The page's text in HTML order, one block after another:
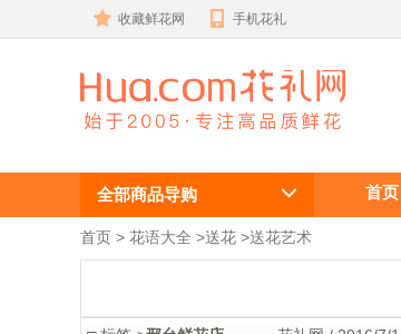
收藏鲜花网 手机花礼
邢台鲜花店哪
家好？哪家订
花服务好？
全部商品导购 首页
首页 > 花语大全 >送花 >送花艺术